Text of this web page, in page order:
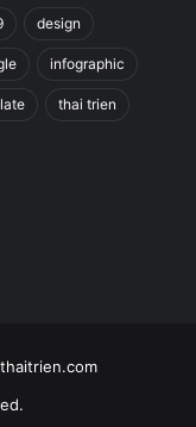
design
infographic
thai trien